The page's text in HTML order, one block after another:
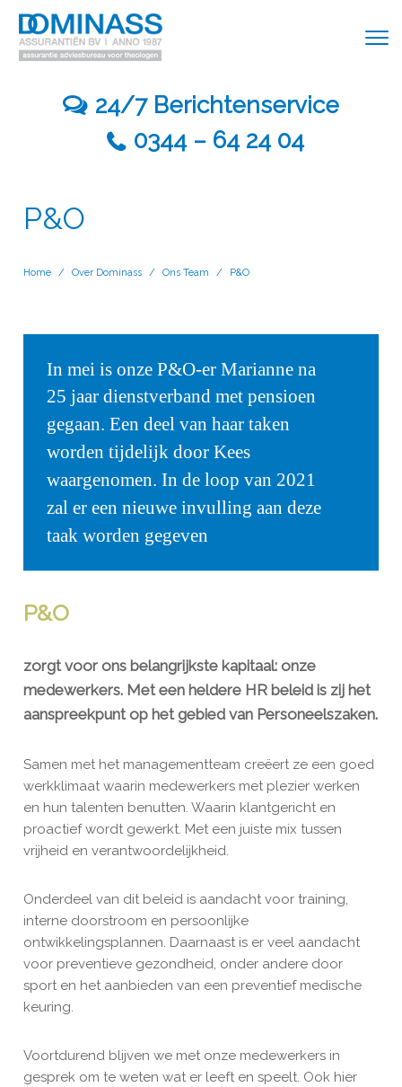
24/7 Berichtenservice
0344 – 64 24 04
P&O
Home / Over Dominass / Ons Team / P&O
P&O
zorgt voor ons belangrijkste kapitaal: onze
medewerkers. Met een heldere HR beleid is zij het
aanspreekpunt op het gebied van Personeelszaken.
Samen met het managementteam creëert ze een goed
werkklimaat waarin medewerkers met plezier werken
en hun talenten benutten. Waarin klantgericht en
proactief wordt gewerkt. Met een juiste mix tussen
vrijheid en verantwoordelijkheid.
Onderdeel van dit beleid is aandacht voor training,
interne doorstroom en persoonlijke
ontwikkelingsplannen. Daarnaast is er veel aandacht
voor preventieve gezondheid, onder andere door
sport en het aanbieden van een preventief medische
keuring.
Voortdurend blijven we met onze medewerkers in
gesprek om te weten wat er leeft en speelt. Ook hier